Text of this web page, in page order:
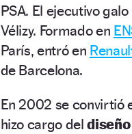
PSA. El ejecutivo
Vélizy. Formado en
París, entró en
de Barcelona.
En 2002 se convirtió
hizo cargo del